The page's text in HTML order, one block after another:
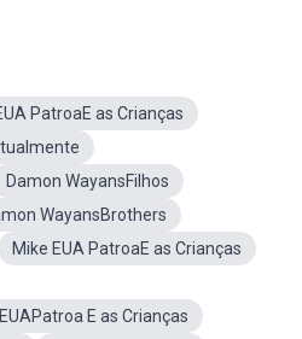
PatroaE as Crianças
Damon WayansFilhos
WayansBrothers
Mike EUA PatroaE as Crianças
E as Crianças